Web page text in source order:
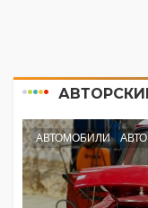
АВТОМОБИЛИ